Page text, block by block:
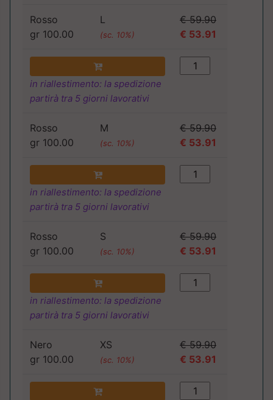
Rosso
gr 100.00
L
(sc. 10%)
€ 59.90
€ 53.91
in riallestimento: la spedizione
partirà tra 5 giorni lavorativi
Rosso
gr 100.00
M
(sc. 10%)
€ 59.90
€ 53.91
in riallestimento: la spedizione
partirà tra 5 giorni lavorativi
Rosso
gr 100.00
S
(sc. 10%)
€ 59.90
€ 53.91
in riallestimento: la spedizione
partirà tra 5 giorni lavorativi
Nero
gr 100.00
XS
(sc. 10%)
€ 59.90
€ 53.91